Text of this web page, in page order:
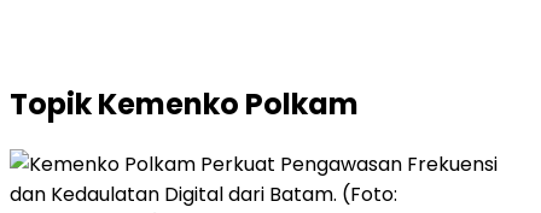
TopikKemenko Polkam